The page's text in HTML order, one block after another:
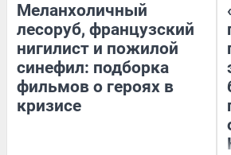
Меланхоличный
лесоруб, французский
нигилист и пожилой
синефил: подборка
фильмов о героях в
кризисе